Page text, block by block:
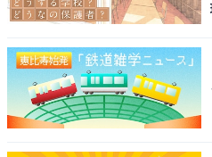
れによって彼との信頼関係が
浮気の証拠は出さずに、「
い？もしかして、浮気してい